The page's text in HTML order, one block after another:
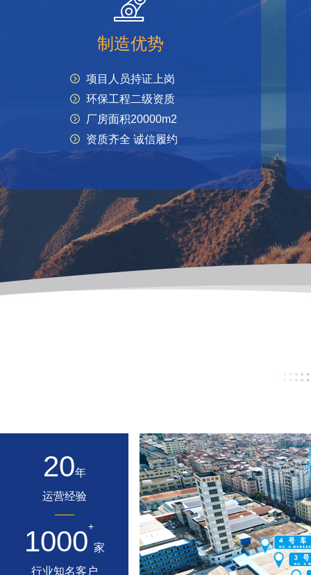
制造优势
项目人员持证上岗
环保工程二级资质
厂房面积20000m2
资质齐全 诚信履约
20年
运营经验
1000+
家
行业知名客户